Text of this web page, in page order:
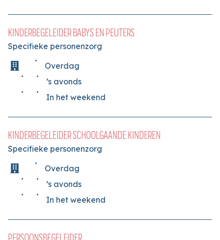
KINDERBEGELEIDER BABYS EN PEUTERS
Specifieke personenzorg
Overdag
’s avonds
In het weekend
KINDERBEGELEIDER SCHOOLGAANDE KINDEREN
Specifieke personenzorg
Overdag
’s avonds
In het weekend
PERSOONSBEGELEIDER